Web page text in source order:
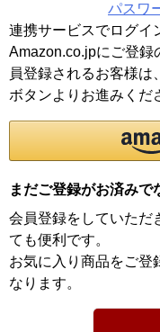
パスワ
連携サービスでログイ
Amazon.co.jpにご登録
員登録されるお客様は
ボタンよりお進みくだ
まだご登録がお済みで
会員登録をしていただ
ても便利です。
お気に入り商品をご登
なります。